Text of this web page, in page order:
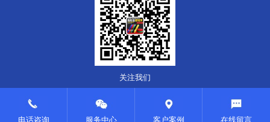
关注我们
电话咨询 服务中心 客户案例 在线留言